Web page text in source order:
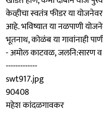
केव्हीचा स्वतंत्र फीडर या
आहे. भविष्यात या नळपाणी
भूतनाथ, कोळंब या गावांनाही
- अमोल काटवळ, जलनि:सारण व
-------------
swt917.jpg
90408
महेश कांदळगावकर